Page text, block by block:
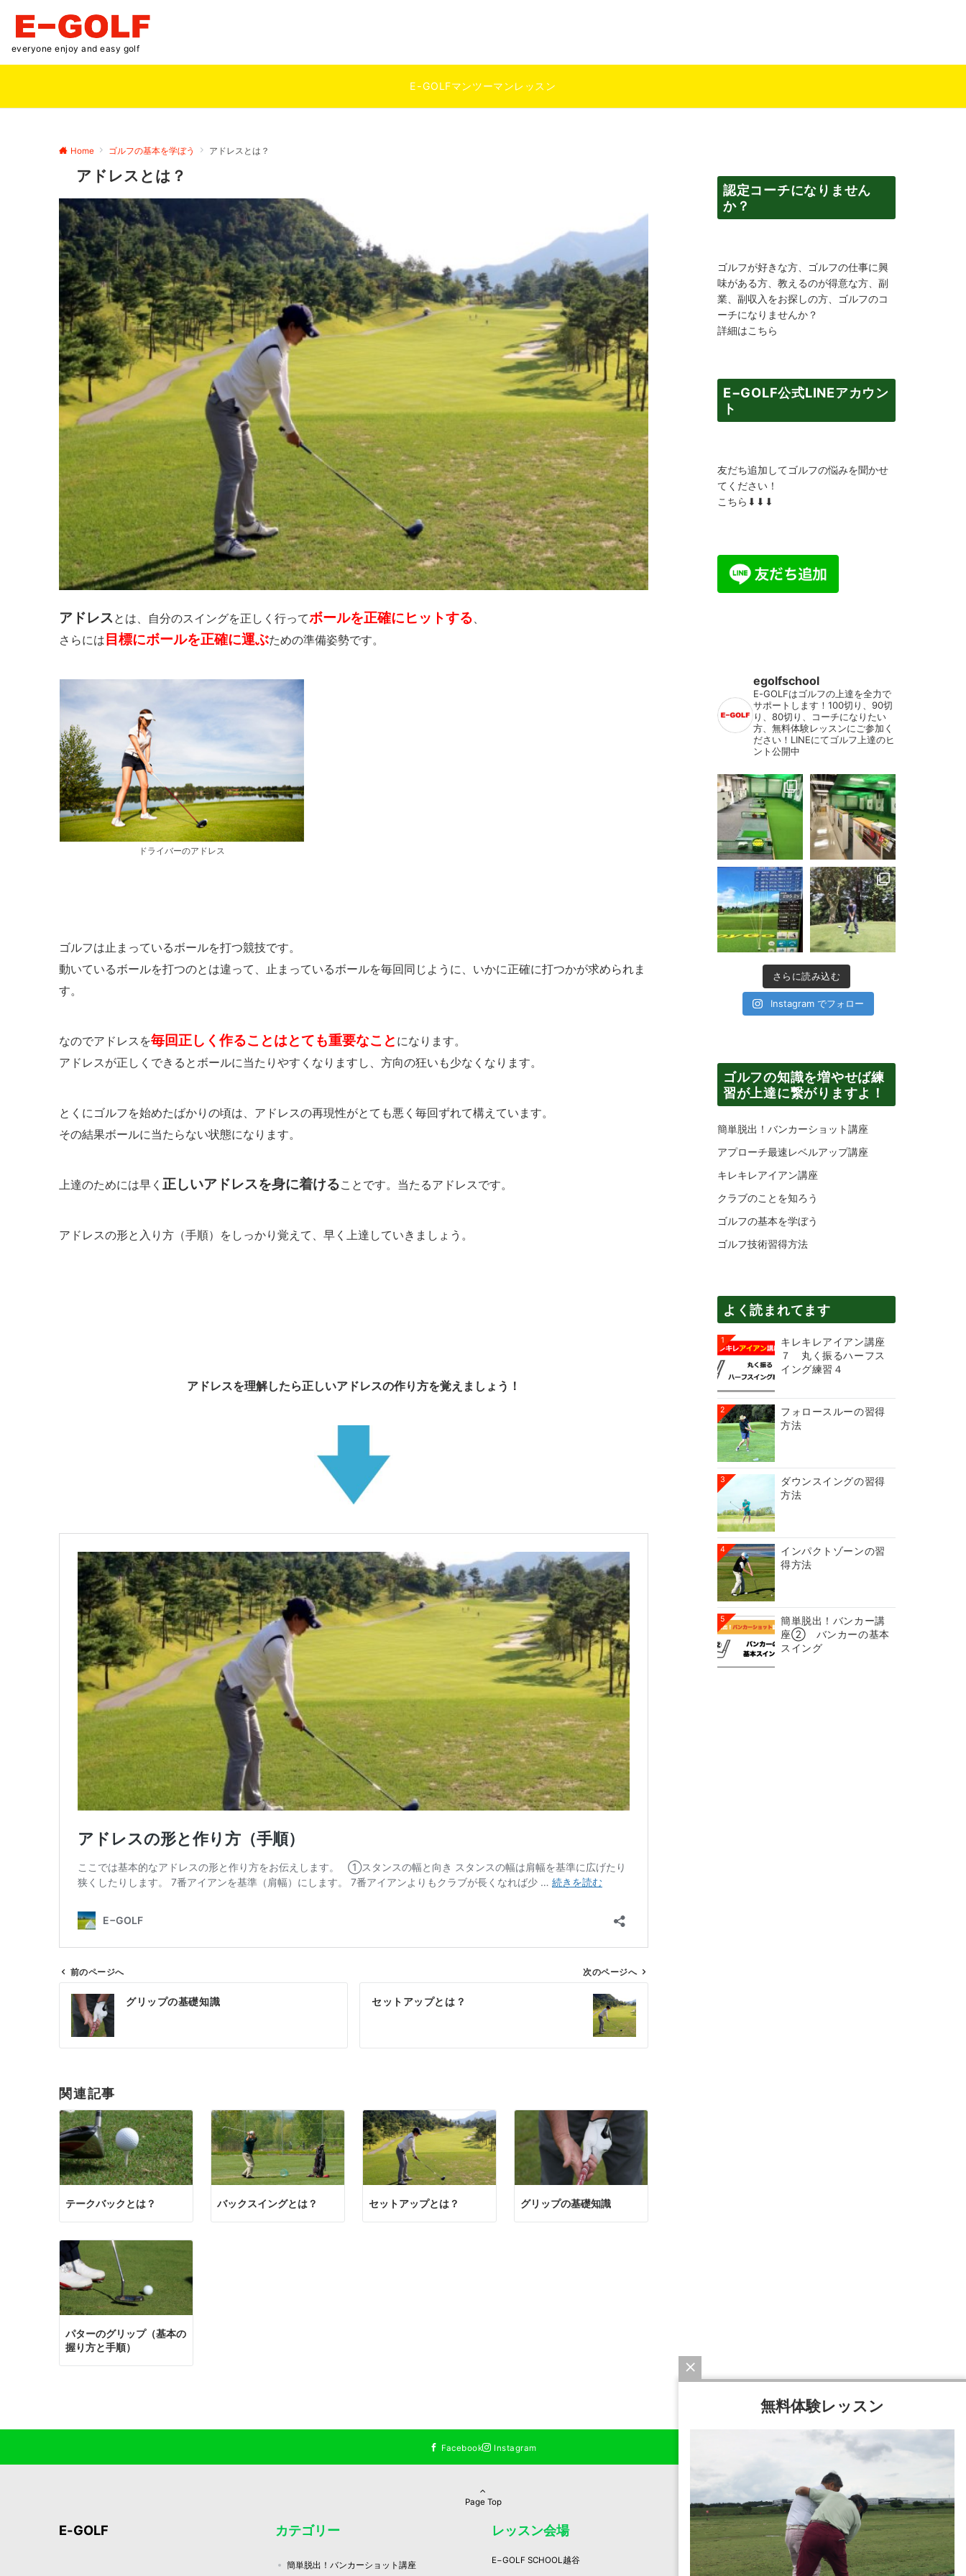
everyone enjoy and easy golf
E-GOLFマンツーマンレッスン
Home ゴルフの基本を学ぼう アドレスとは？
アドレスとは？
アドレス とは、自分のスイングを正しく行ってボールを正確にヒットする
さらには目標にボールを正確に運ぶための準備姿勢です。
ドライバーのアドレス
ゴルフは止まっているボールを打つ競技です。
動いているボールを打つのとは違って、止まっているボールを毎回同じように、いかに正確に打つかが求められま
す。
なのでアドレスを毎回正しく作ることはとても重要なこと になります。
アドレスが正しくできるとボールに当たりやすくなりますし、方向の狂いも少なくなります。
とくにゴルフを始めたばかりの頃は、アドレスの再現性がとても悪く毎回ずれて構えています。
その結果ボールに当たらない状態になります。
上達のためには早く 正しいアドレスを身に着けることです。当たるアドレスです。
アドレスの形と入り方（手順）をしっかり覚えて、早く上達していきましょう。
アドレスを理解したら正しいアドレスの作り方を覚えましょう！
投
稿
ナ
ゲ
ー
シ
ョ
ン
前のページへ
グリップの基礎知識
次のページへ
セットアップとは？
関連記事
テークバックとは？ バックスイングとは？ セットアップとは？ グリップの基礎知識
パターのグリップ（基本の
握り方と手順）
認定コーチになりません
か？
ゴルフが好きな方、ゴルフの仕事に興
味がある方、教えるのが得意な方、副
業、副収入をお探しの方、ゴルフのコ
ーチになりませんか？
詳細はこちら
E−GOLF公式LINEアカウン
ト
友だち追加してゴルフの悩みを聞かせ
てください！
こちら⬇︎⬇︎⬇︎
egolfschool
E-GOLFはゴルフの上達を全力で
サポートします！100切り、90切
り、80切り、コーチになりたい
方、無料体験レッスンにご参加く
ださい！LINEにてゴルフ上達のヒ
ント公開中
さらに読み込む
Instagram でフォロー
ゴルフの知識を増やせば練
習が上達に繋がりますよ！
簡単脱出！バンカーショット講座
アプローチ最速レベルアップ講座
キレキレアイアン講座
クラブのことを知ろう
ゴルフの基本を学ぼう
ゴルフ技術習得方法
よく読まれてます
1
キレキレアイアン講座
７ 丸く振るハーフス
イング練習４
2
フォロースルーの習得
方法
3
ダウンスイングの習得
方法
4
インパクトゾーンの習
得方法
5
簡単脱出！バンカー講
座② バンカーの基本
スイング
Facebook Instagram
Page Top
E-GOLF カテゴリー
簡単脱出！バンカーショット講座
レッスン会場
E−GOLF SCHOOL越谷
サイト運営について
お問い合わせ
無料体験レッスン